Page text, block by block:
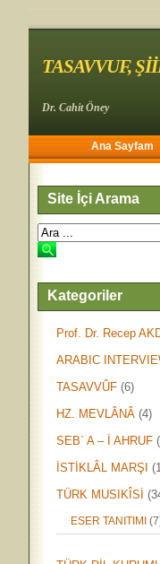
TASAVVUF,
Dr. Cahit Öney
Ana Sayfam
Site İçi Arama
Kategoriler
Prof. Dr. Recep
ARABIC
TASAVVÛF (6)
HZ. MEVLÂNÂ (4)
SEB` A – İ AHRUF
İSTİKLÂL MARŞI
TÜRK MUSIKÎSİ
ESER TANITIMI